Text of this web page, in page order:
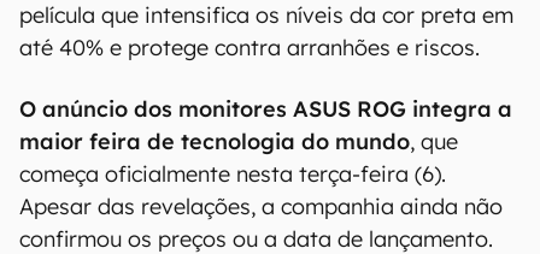
película que intensifica os níveis da cor preta em
até 40% e protege contra arranhões e riscos.
O anúncio dos monitores ASUS ROG integra a
maior feira de tecnologia do mundo, que
começa oficialmente nesta terça-feira (6).
Apesar das revelações, a companhia ainda não
confirmou os preços ou a data de lançamento.